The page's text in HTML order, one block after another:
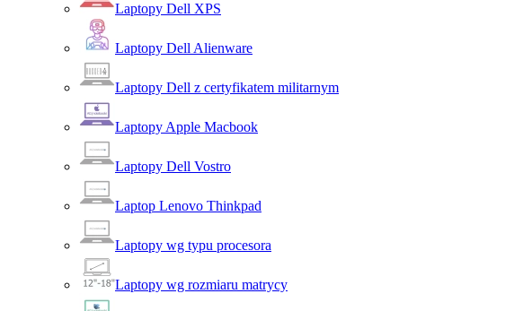
Laptopy Dell XPS
Laptopy Dell Alienware
Laptopy Dell z certyfikatem militarnym
Laptopy Apple Macbook
Laptopy Dell Vostro
Laptop Lenovo Thinkpad
Laptopy wg typu procesora
Laptopy wg rozmiaru matrycy